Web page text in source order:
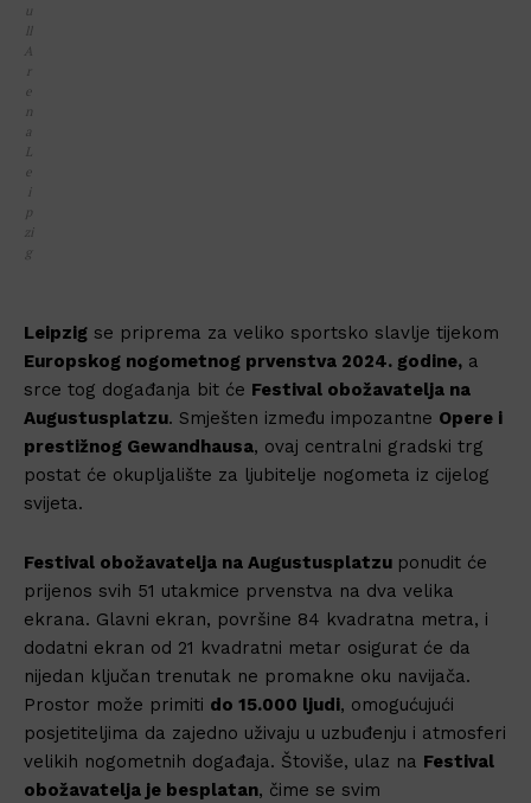
u
ll
A
r
e
n
a
L
e
i
p
zi
g
Leipzig se priprema za veliko sportsko slavlje tijekom
Europskog nogometnog prvenstva 2024. godine, a
srce tog događanja bit će Festival obožavatelja na
Augustusplatzu. Smješten između impozantne Opere i
prestižnog Gewandhausa, ovaj centralni gradski trg
postat će okupljalište za ljubitelje nogometa iz cijelog
svijeta.
Festival obožavatelja na Augustusplatzu ponudit će
prijenos svih 51 utakmice prvenstva na dva velika
ekrana. Glavni ekran, površine 84 kvadratna metra, i
dodatni ekran od 21 kvadratni metar osigurat će da
nijedan ključan trenutak ne promakne oku navijača.
Prostor može primiti do 15.000 ljudi, omogućujući
posjetiteljima da zajedno uživaju u uzbuđenju i atmosferi
velikih nogometnih događaja. Štoviše, ulaz na Festival
obožavatelja je besplatan, čime se svim